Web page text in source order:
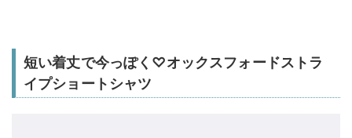
短い着丈で今っぽく♡オックスフォードストラ
イプショートシャツ